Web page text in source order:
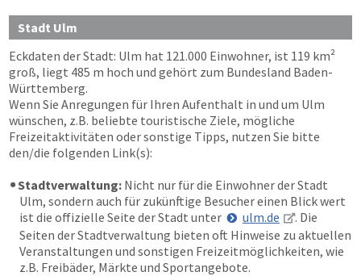
Stadt Ulm
Eckdaten der Stadt: Ulm hat 121.000 Einwohner, ist 119 km²
groß, liegt 485 m hoch und gehört zum Bundesland Baden-
Württemberg.
Wenn Sie Anregungen für Ihren Aufenthalt in und um Ulm
wünschen, z.B. beliebte touristische Ziele, mögliche
Freizeitaktivitäten oder sonstige Tipps, nutzen Sie bitte
den/die folgenden Link(s):
Stadtverwaltung: Nicht nur für die Einwohner der Stadt
Ulm, sondern auch für zukünftige Besucher einen Blick wert
ist die offizielle Seite der Stadt unter
ulm.de
. Die
Seiten der Stadtverwaltung bieten oft Hinweise zu aktuellen
Veranstaltungen und sonstigen Freizeitmöglichkeiten, wie
z.B. Freibäder, Märkte und Sportangebote.